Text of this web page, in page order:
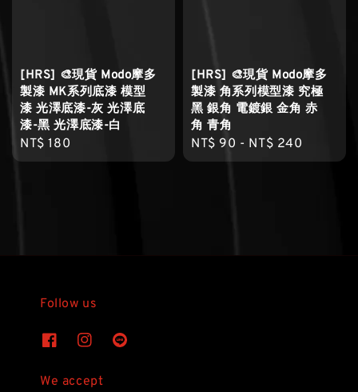
[HRS] 🎨現貨 Modo摩多
製漆 MK系列底漆 模型
漆 光澤底漆-灰 光澤底
漆-黑 光澤底漆-白
Regular
price
NT$ 180
[HRS] 🎨現貨 Modo摩多
製漆 角系列模型漆 究極
黑 銀角 電鍍銀 金角 赤
角 青角
Regular
price
NT$ 90 - NT$ 240
Follow us
We accept